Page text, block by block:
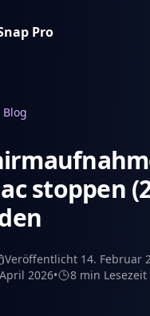
Pro
stoppen
Veröffentlicht 14. Februar
2026• 8 min Lesezeit